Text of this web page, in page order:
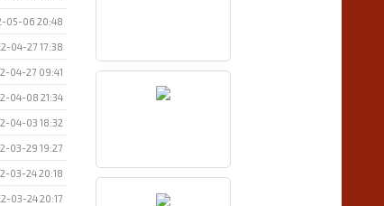
05-06 20:48
04-27 17:38
04-27 09:41
04-08 21:34
04-03 18:32
03-29 19:27
03-24 20:18
03-24 20:17